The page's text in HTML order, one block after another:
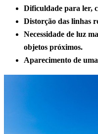
Dificuldade para ler,
Distorção das linhas
Necessidade de luz
objetos próximos.
Aparecimento de